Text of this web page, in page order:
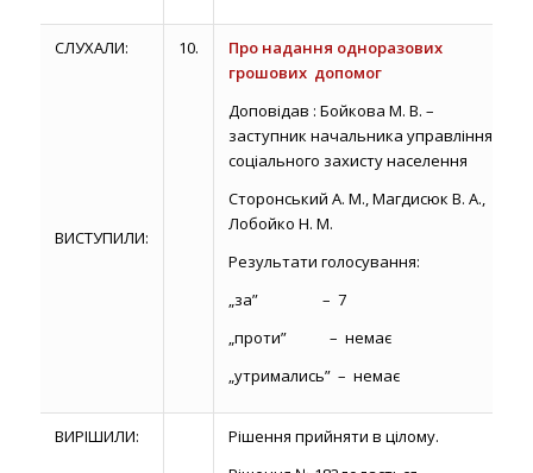
СЛУХАЛИ:
ВИСТУПИЛИ:
10.
Про надання одноразових
грошових допомог
Доповідав : Бойкова М. В. –
заступник начальника управління
соціального захисту населення
Сторонський А. М., Магдисюк В. А.,
Лобойко Н. М.
Результати голосування:
„за” – 7
„проти” – немає
„утримались” – немає
ВИРІШИЛИ:
Рішення прийняти в цілому.